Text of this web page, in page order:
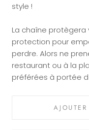
style !
La chaîne protègera
protection pour
perdre. Alors ne
restaurant ou à la
préférées à portée